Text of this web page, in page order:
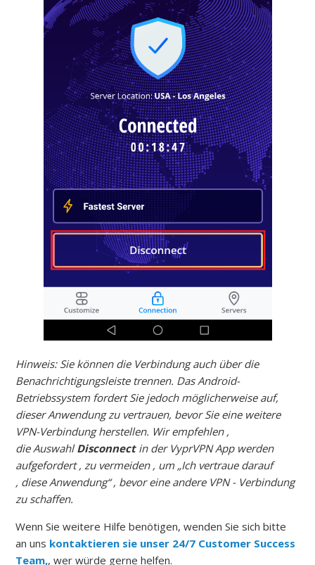
Hinweis: Sie können die Verbindung auch über die
Benachrichtigungsleiste trennen. Das Android-
Betriebssystem fordert Sie jedoch möglicherweise auf,
dieser Anwendung zu vertrauen, bevor Sie eine weitere
VPN-Verbindung herstellen. Wir empfehlen ,
die Auswahl Disconnect in der VyprVPN App werden
aufgefordert , zu vermeiden , um „Ich vertraue darauf
, diese Anwendung“ , bevor eine andere VPN - Verbindung
zu schaffen.
Wenn Sie weitere Hilfe benötigen, wenden Sie sich bitte
an uns kontaktieren sie unser 24/7 Customer Success
Team,, wer würde gerne helfen.